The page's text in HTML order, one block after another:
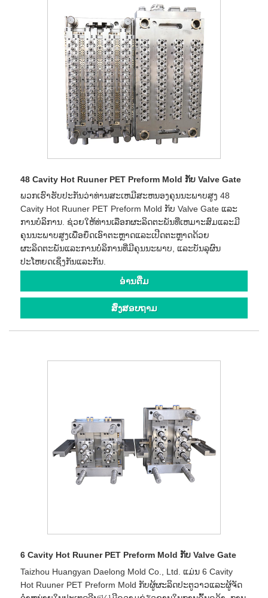
48 Cavity Hot Ruuner PET Preform Mold ກັບ Valve Gate
ພວກເຮົາຮັບປະກັນວ່າທ່ານສະເຫມີສະຫນອງຄຸນນະພາບສູງ 48
Cavity Hot Ruuner PET Preform Mold ກັບ Valve Gate ແລະ
ການບໍລິການ. ຊ່ວຍໃຫ້ທ່ານເລືອກຜະລິດຕະພັນທີ່ເຫມາະສົມແລະມີ
ຄຸນນະພາບສູງເພື່ອຍຶດເອົາຕະຫຼາດແລະເປີດຕະຫຼາດດ້ວຍ
ຜະລິດຕະພັນແລະການບໍລິການທີ່ມີຄຸນນະພາບ, ແລະບັນລຸຜົນ
ປະໂຫຍດເຊິ່ງກັນແລະກັນ.
ອ່ານ​ຕື່ມ
ສົ່ງສອບຖາມ
6 Cavity Hot Ruuner PET Preform Mold ກັບ Valve Gate
Taizhou Huangyan Daelong Mold Co., Ltd. ແມ່ນ 6 Cavity
Hot Ruuner PET Preform Mold ກັບຜູ້ຜະລິດປະຕູວາວແລະຜູ້ຈັດ